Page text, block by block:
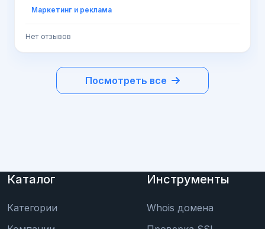
Маркетинг и реклама
Нет отзывов
Посмотреть все
Каталог
Категории
Инструменты
Whois домена